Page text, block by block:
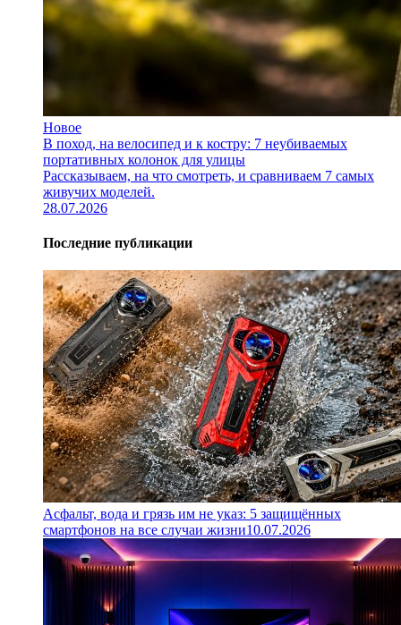
Новое
В поход, на велосипед и к костру: 7 неубиваемых
портативных колонок для улицы
Рассказываем, на что смотреть, и сравниваем 7 самых
живучих моделей.
28.07.2026
Последние публикации
Асфальт, вода и грязь им не указ: 5 защищённых
смартфонов на все случаи жизни10.07.2026